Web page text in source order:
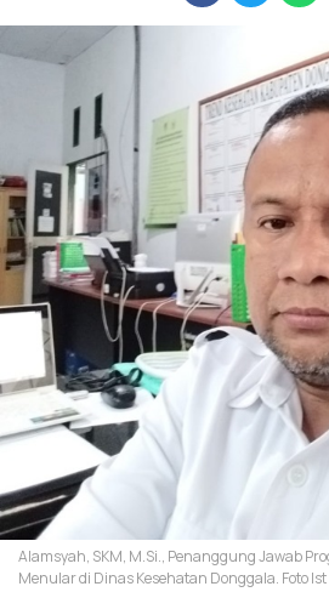
Alamsyah, SKM, M.Si., Penanggung Jawab
Menular di Dinas Kesehatan Donggala. Foto Ist